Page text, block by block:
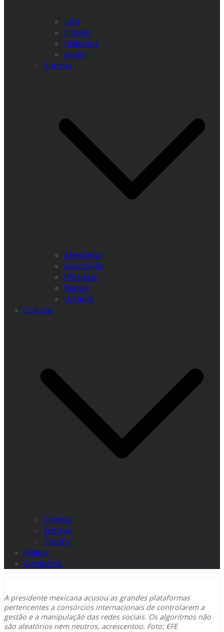
Irão
Líbano
Palestina
Israel
Europa
Alemanha
Azerbaijão
Portugal
Rússia
Ucrânia
Cultura
Cinema
Festival
Teatro
Videos
Contactos
A presidente mexicana acusou as grandes plataformas
pertencentes a consórcios internacionais de controlarem a
gestão e a manipulação das redes sociais. Os algoritmos não
são aleatórios nem neutros, acrescentou. Foto: EFE